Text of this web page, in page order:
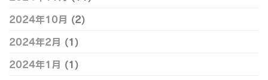
2024年10月 (2)
2024年2月 (1)
2024年1月 (1)